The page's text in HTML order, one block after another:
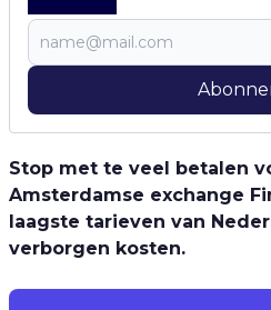
Stop met te veel betalen
Amsterdamse exchange
laagste tarieven van
verborgen kosten.